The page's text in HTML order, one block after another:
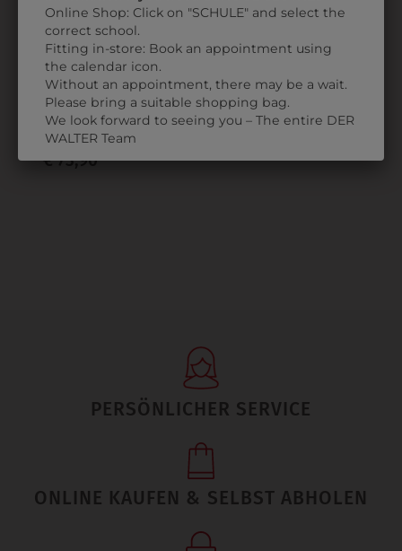
9HGW0115701
HERRENGILET
SCHWARZ
P
€ 73,90
PERSÖNLICHER SERVICE
ONLINE KAUFEN & SELBST ABHOLEN
Online Shop: Click on "SCHULE" and select the
correct school.
Fitting in-store: Book an appointment using
the calendar icon.
Without an appointment, there may be a wait.
Please bring a suitable shopping bag.
We look forward to seeing you – The entire DER
WALTER Team